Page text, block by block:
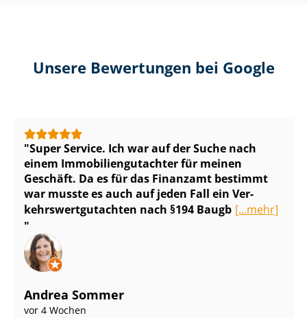
Unsere Bewertungen bei Google
Super Service. Ich war auf der Suche nach
einem Im­mo­bi­li­en­gut­ach­ter für meinen
Geschäft. Da es für das Finanzamt bestimmt
war musste es auch auf jeden Fall ein Ver­
kehrs­wert­gut­ach­ten nach §194 Baugb [...mehr]
Andrea Sommer
vor 4 Wochen